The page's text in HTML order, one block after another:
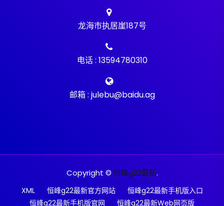
龙海市执居崖187号
电话 : 13594780310
邮箱 : julebu@baidu.ag
Copyright © 恒峰g22最新.
XML 恒峰g22最新官方网站
恒峰g22最新手机版入口
恒峰g22最新手机版官网
恒峰g22最新Web网页版